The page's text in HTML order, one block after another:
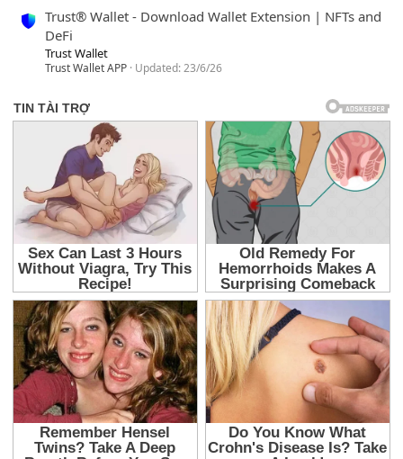
Trust® Wallet - Download Wallet Extension | NFTs and
DeFi
Trust Wallet
Trust Wallet APP Updated:23/6/26